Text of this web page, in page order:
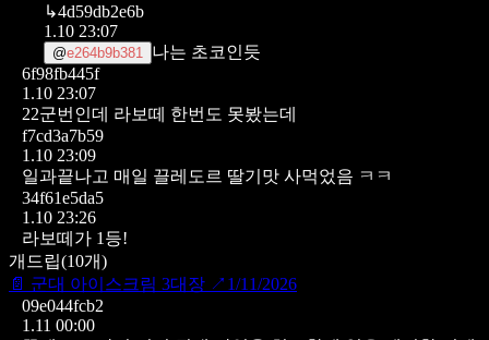
↳4d59db2e6b
1.10 23:07
@e264b9b381
나는 초코인듯
6f98fb445f
1.10 23:07
22군번인데 라보떼 한번도 못봤는데
f7cd3a7b59
1.10 23:09
일과끝나고 매일 끌레도르 딸기맛 사먹었음 ㅋㅋ
34f61e5da5
1.10 23:26
라보떼가 1등!
개드립(10개)
📄 군대 아이스크림 3대장 ↗ 1/11/2026
09e044fcb2
1.11 00:00